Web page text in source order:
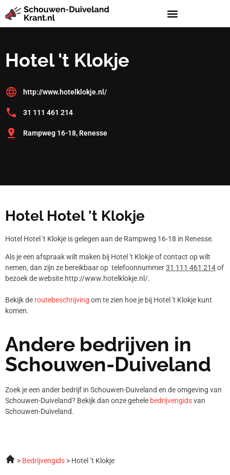
Hotel 't Klokje
http://www.hotelklokje.nl/
31 111 461 214
Rampweg 16-18, Renesse
Hotel Hotel 't Klokje
Hotel Hotel 't Klokje is gelegen aan de Rampweg 16-18 in Renesse.
Als je een afspraak wilt maken bij Hotel 't Klokje of contact op wilt
nemen, dan zijn ze bereikbaar op telefoonnummer31 111 461 214of
bezoek de website http://www.hotelklokje.nl/.
Bekijk de routebeschrijving om te zien hoe je bij Hotel 't Klokje kunt
komen.
Andere bedrijven in
Schouwen-Duiveland
Zoek je een ander bedrijf in Schouwen-Duiveland en de omgeving van
Schouwen-Duiveland? Bekijk dan onze gehele bedrijvengidsvan
Schouwen-Duiveland.
Bedrijvengids Hotel ’t Klokje